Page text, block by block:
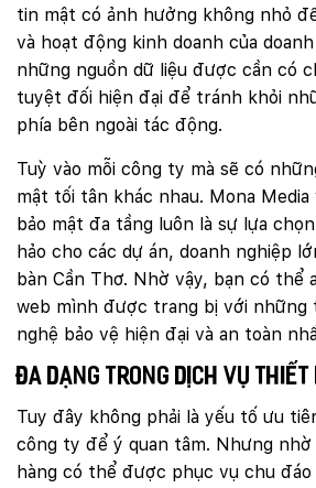
tin mật có ảnh hưởng không nhỏ
và hoạt động kinh doanh của
những nguồn dữ liệu được cần có
tuyệt đối hiện đại để tránh khỏi
phía bên ngoài tác động.
Tuỳ vào mỗi công ty mà sẽ có
mật tối tân khác nhau. Mona
bảo mật đa tầng luôn là sự lựa
hảo cho các dự án, doanh nghiệp
bàn Cần Thơ. Nhờ vậy, bạn có thể
web mình được trang bị với những
nghệ bảo vệ hiện đại và an toàn
Đa dạng trong dịch vụ thiết
Tuy đây không phải là yếu tố ưu
công ty để ý quan tâm. Nhưng nhờ
hàng có thể được phục vụ chu